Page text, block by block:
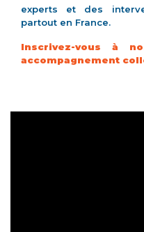
experts et des
partout en France.
Inscrivez-vous à
accompagnement